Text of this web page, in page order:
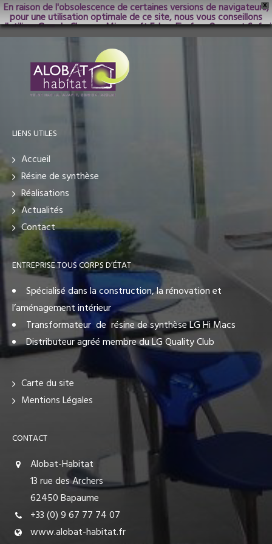
X
En raison de l'obsolescence de certaines versions de navigateurs,
pour une utilisation optimale de ce site, nous vous conseillons
d'utiliser Google Chrome; Microsoft Edge, Firefox, Opera et Safari
dans les versions les plus récentes.
LIENS UTILES
Accueil
Résine de synthèse
Réalisations
Actualités
Contact
ENTREPRISE TOUS CORPS D’ÉTAT
Spécialisé dans la construction, la rénovation et
l’aménagement intérieur
Transformateur de résine de synthèse LG Hi Macs
Distributeur agréé membre du LG Quality Club
Carte du site
Mentions Légales
CONTACT
Alobat-Habitat
13 rue des Archers
62450 Bapaume
+33 (0) 9 67 77 74 07
www.alobat-habitat.fr